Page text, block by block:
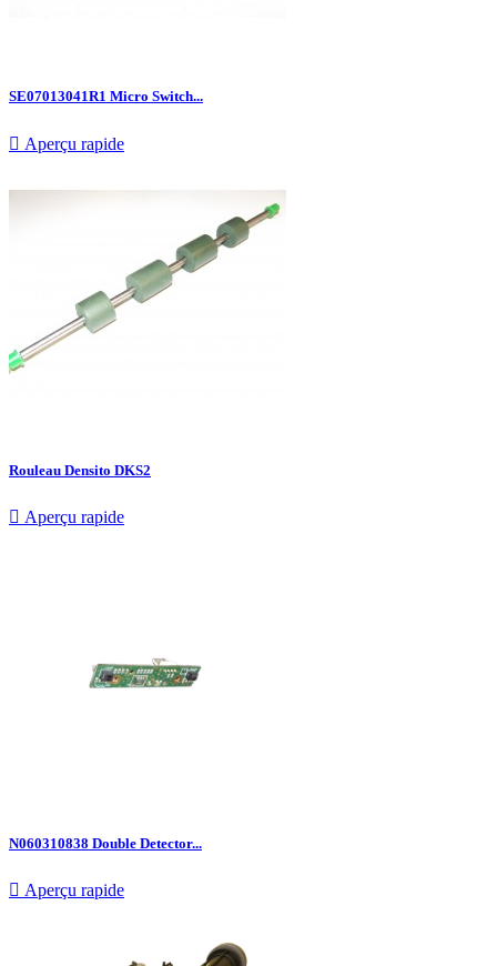
SE07013041R1 Micro Switch...
 Aperçu rapide
Rouleau Densito DKS2
 Aperçu rapide
N060310838 Double Detector...
 Aperçu rapide